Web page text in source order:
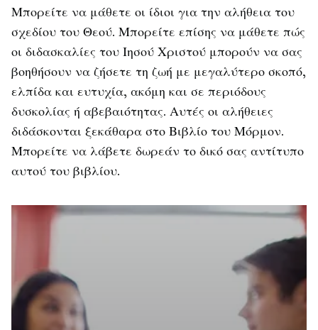
Μπορείτε να μάθετε οι ίδιοι για την αλήθεια του
σχεδίου του Θεού. Μπορείτε επίσης να μάθετε πώς
οι διδασκαλίες του Ιησού Χριστού μπορούν να σας
βοηθήσουν να ζήσετε τη ζωή με μεγαλύτερο σκοπό,
ελπίδα και ευτυχία, ακόμη και σε περιόδους
δυσκολίας ή αβεβαιότητας. Αυτές οι αλήθειες
διδάσκονται ξεκάθαρα στο Βιβλίο του Μόρμον.
Μπορείτε να λάβετε δωρεάν το δικό σας αντίτυπο
αυτού του βιβλίου.